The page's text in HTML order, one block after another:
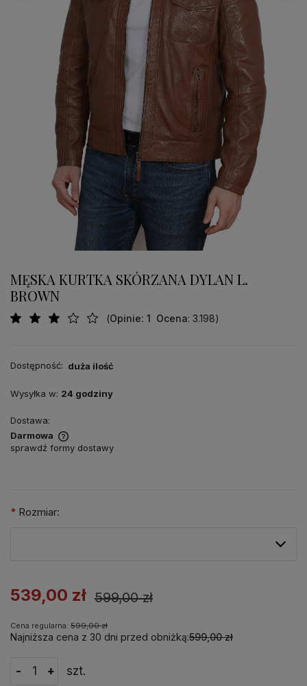
MĘSKA KURTKA SKÓRZANA DYLAN L.
BROWN
(Opinie: 1 Ocena: 3.198)
Dostępność: duża ilość
Wysyłka w: 24 godziny
Dostawa:
Darmowa
sprawdź formy dostawy
* Rozmiar:
539,00 zł 599,00 zł
Cena regularna: 599,00 zł
Najniższa cena z 30 dni przed obniżką:599,00 zł
- + szt.